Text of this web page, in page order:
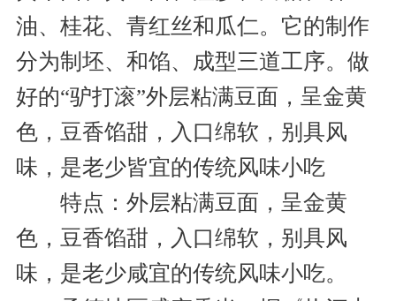
油、桂花、青红丝和瓜仁。它的制作
分为制坯、和馅、成型三道工序。做
好的“驴打滚”外层粘满豆面，呈金黄
色，豆香馅甜，入口绵软，别具风
味，是老少皆宜的传统风味小吃
特点：外层粘满豆面，呈金黄
色，豆香馅甜，入口绵软，别具风
味，是老少咸宜的传统风味小吃。